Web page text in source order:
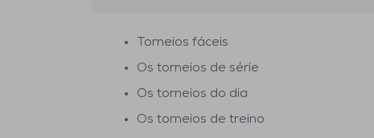
Torneios fáceis
Os torneios de série
Os torneios do dia
Os torneios de treino